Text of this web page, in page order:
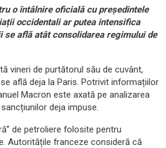
o întâlnire oficială cu președintele
occidentali ar putea intensifica
se află atât consolidarea regimului de
vineri de purtătorul său de cuvânt,
află deja la Paris. Potrivit informațiilor
Macron este axată pe analizarea
deja impuse.
de petroliere folosite pentru
Autoritățile franceze consideră că